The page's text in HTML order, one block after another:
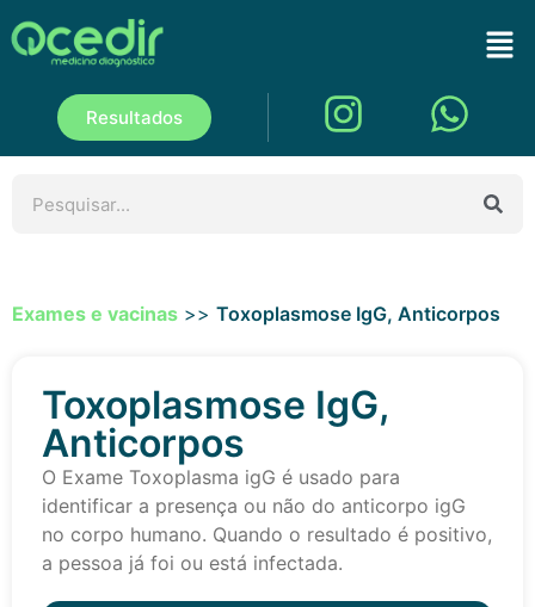
Resultados
Exames e vacinas >> Toxoplasmose IgG, Anticorpos
Toxoplasmose IgG,
Anticorpos
O Exame Toxoplasma igG é usado para
identificar a presença ou não do anticorpo igG
no corpo humano. Quando o resultado é positivo,
a pessoa já foi ou está infectada.